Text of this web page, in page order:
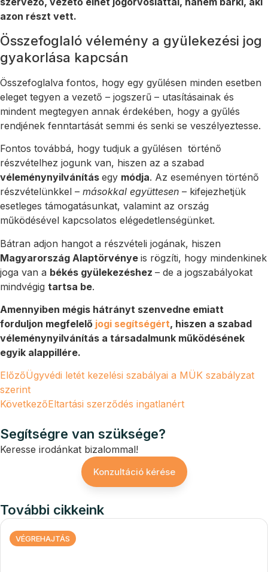
azon részt vett.
Összefoglaló vélemény a gyülekezési jog
gyakorlása kapcsán
Összefoglalva fontos, hogy egy gyűlésen minden esetben
eleget tegyen a vezető – jogszerű – utasításainak és
mindent megtegyen annak érdekében, hogy a gyűlés
rendjének fenntartását semmi és senki se veszélyeztesse.
Fontos továbbá, hogy tudjuk a gyűlésen történő
részvételhez jogunk van, hiszen az a szabad
véleménynyilvánítás egy módja. Az eseményen történő
részvételünkkel – másokkal együttesen – kifejezhetjük
esetleges támogatásunkat, valamint az ország
működésével kapcsolatos elégedetlenségünket.
Bátran adjon hangot a részvételi jogának, hiszen
Magyarország Alaptörvénye is rögzíti, hogy mindenkinek
joga van a békés gyülekezéshez – de a jogszabályokat
mindvégig tartsa be.
Amennyiben mégis hátrányt szenvedne emiatt
forduljon megfelelő jogi segítségért, hiszen a szabad
véleménynyilvánítás a társadalmunk működésének
egyik alappillére.
ElőzőÜgyvédi letét kezelési szabályai a MÜK szabályzat
szerint
KövetkezőEltartási szerződés ingatlanért
Segítségre van szüksége?
Keresse irodánkat bizalommal!
Konzultáció kérése
További cikkeink
VÉGREHAJTÁS